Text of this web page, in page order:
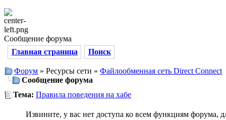
Сообщение форума
Главная страница
Поиск
Форум » Ресурсы сети » Файлообменная сеть Direct Connect
Сообщение форума
Тема: Правила поведения на хабе
Извините, у вас нет доступа ко всем функциям форума,